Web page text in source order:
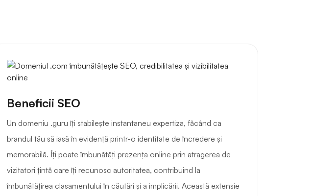
Beneficii SEO
Un domeniu .guru îți stabilește instantaneu expertiza, făcând ca
brandul tău să iasă în evidență printr-o identitate de încredere și
memorabilă. Îți poate îmbunătăți prezența online prin atragerea de
vizitatori țintă care îți recunosc autoritatea, contribuind la
îmbunătățirea clasamentului în căutări și a implicării. Această extensie